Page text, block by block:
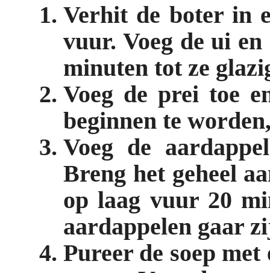
Verhit de boter in
vuur. Voeg de ui
minuten tot ze
Voeg de prei toe
beginnen te
Voeg de
Breng het geheel
op laag vuur 20
aardappelen gaar
Pureer de soep